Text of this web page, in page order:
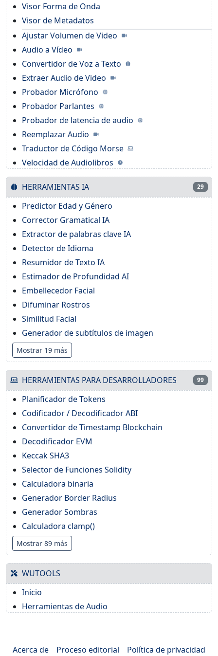
Visor Forma de Onda
Visor de Metadatos
Ajustar Volumen de Video
Audio a Vídeo
Convertidor de Voz a Texto
Extraer Audio de Video
Probador Micrófono
Probador Parlantes
Probador de latencia de audio
Reemplazar Audio
Traductor de Código Morse
Velocidad de Audiolibros
HERRAMIENTAS IA 29
Predictor Edad y Género
Corrector Gramatical IA
Extractor de palabras clave IA
Detector de Idioma
Resumidor de Texto IA
Estimador de Profundidad AI
Embellecedor Facial
Difuminar Rostros
Similitud Facial
Generador de subtítulos de imagen
Mostrar 19 más
HERRAMIENTAS PARA DESARROLLADORES 99
Planificador de Tokens
Codificador / Decodificador ABI
Convertidor de Timestamp Blockchain
Decodificador EVM
Keccak SHA3
Selector de Funciones Solidity
Calculadora binaria
Generador Border Radius
Generador Sombras
Calculadora clamp()
Mostrar 89 más
WUTOOLS
Inicio
Herramientas de Audio
Acerca de Proceso editorial Política de privacidad